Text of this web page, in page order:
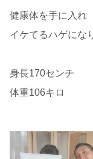
健康体を手に入れ
イケてるハゲにな
身長170センチ
体重106キロ